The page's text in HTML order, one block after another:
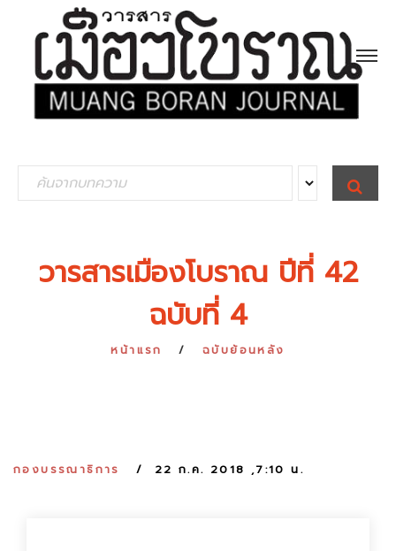
e
S
E
A
วารสารเมืองโบราณ ปีที่ 42
ฉบับที่ 4
หน้าแรก ฉบับย้อนหลัง
กองบรรณาธิการ 22 ก.ค. 2018 ,7:10 น.